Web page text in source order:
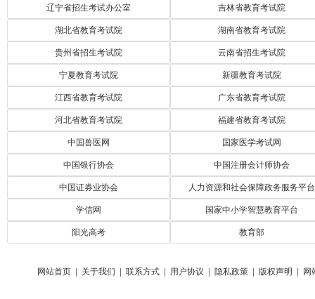
辽宁省招生考试办公室 吉林省教育考试院
湖北省教育考试院 湖南省教育考试院
贵州省招生考试院 云南省招生考试院
宁夏教育考试院 新疆教育考试院
江西省教育考试院 广东省教育考试院
河北省教育考试院 福建省教育考试院
中国兽医网 国家医学考试网
中国银行协会 中国注册会计师协会
中国证券业协会 人力资源和社会保障政务服务平台
学信网 国家中小学智慧教育平台
阳光高考 教育部
网站首页 关于我们 联系方式 用户协议 隐私政策 版权声明 网